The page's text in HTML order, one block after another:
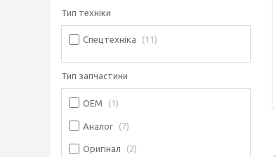
Тип техніки
Спецтехніка 11
Тип запчастини
OEM 1
Аналог 7
Оригінал 2